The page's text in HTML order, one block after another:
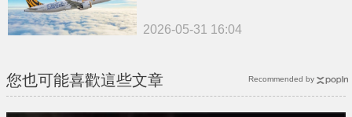
2026-05-31 16:04
您也可能喜歡這些文章 Recommended by